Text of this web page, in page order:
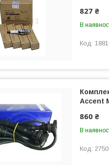
827 ₴
В
Accent
860 ₴
В